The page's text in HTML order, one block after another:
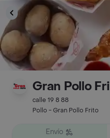
Gran Pollo
calle 19 8 88
Pollo - Gran Pollo Frito
Envío